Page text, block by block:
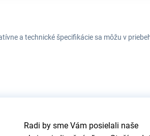
a technické špecifikácie sa môžu v
Radi by sme Vám posielali naše